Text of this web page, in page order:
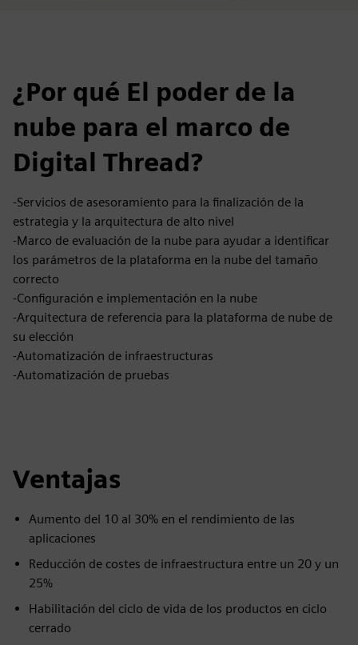
¿Por qué El poder de la
nube para el marco de
Digital Thread?
-Servicios de asesoramiento para la finalización de la
estrategia y la arquitectura de alto nivel
-Marco de evaluación de la nube para ayudar a identificar
los parámetros de la plataforma en la nube del tamaño
correcto
-Configuración e implementación en la nube
-Arquitectura de referencia para la plataforma de nube de
su elección
-Automatización de infraestructuras
-Automatización de pruebas
Ventajas
Aumento del 10 al 30% en el rendimiento de las
aplicaciones
Reducción de costes de infraestructura entre un 20 y un
25%
Habilitación del ciclo de vida de los productos en ciclo
cerrado